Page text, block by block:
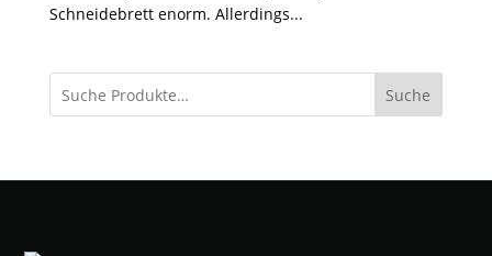
Schneidebrett enorm. Allerdings...
Suche